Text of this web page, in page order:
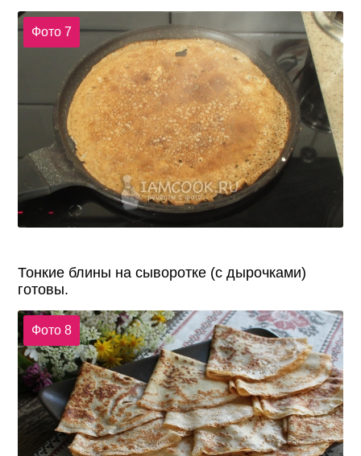
Фото 7
Тонкие блины на сыворотке (с дырочками)
готовы.
Фото 8